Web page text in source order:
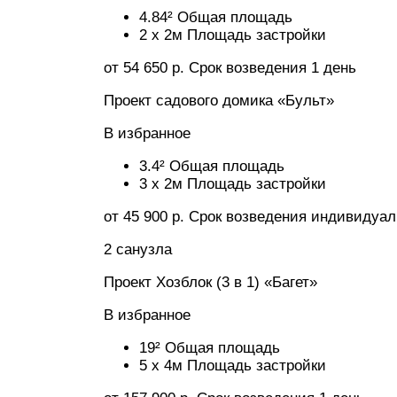
4.84² Общая площадь
2 x 2м Площадь застройки
от 54 650 р. Срок возведения 1 день
Проект садового домика «Бульт»
В избранное
3.4² Общая площадь
3 x 2м Площадь застройки
от 45 900 р. Срок возведения
2 санузла
Проект Хозблок (3 в 1) «Багет»
В избранное
19² Общая площадь
5 x 4м Площадь застройки